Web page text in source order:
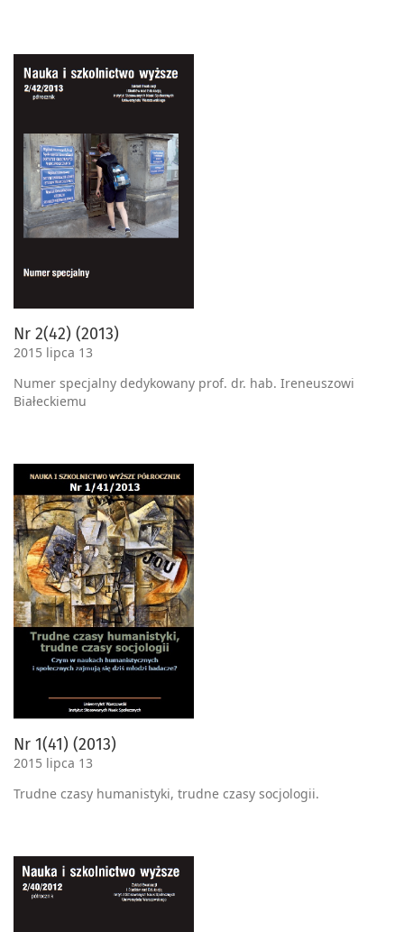
Nr 2(42) (2013)
2015 lipca 13
Numer specjalny dedykowany prof. dr. hab. Ireneuszowi
Białeckiemu
Nr 1(41) (2013)
2015 lipca 13
Trudne czasy humanistyki, trudne czasy socjologii.